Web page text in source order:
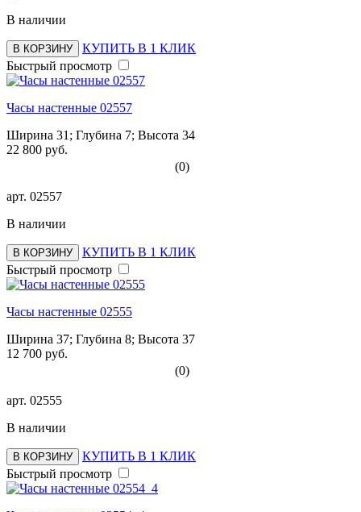
В наличии
В КОРЗИНУ
КУПИТЬ В 1 КЛИК
Быстрый просмотр
Часы настенные 02557
Ширина 31; Глубина 7; Высота 34
22 800 руб.
(0)
арт. 02557
В наличии
В КОРЗИНУ
КУПИТЬ В 1 КЛИК
Быстрый просмотр
Часы настенные 02555
Ширина 37; Глубина 8; Высота 37
12 700 руб.
(0)
арт. 02555
В наличии
В КОРЗИНУ
КУПИТЬ В 1 КЛИК
Быстрый просмотр